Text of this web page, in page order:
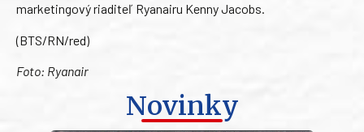
marketingový riaditeľ Ryanairu Kenny Jacobs.
(BTS/RN/red)
Foto: Ryanair
Novinky